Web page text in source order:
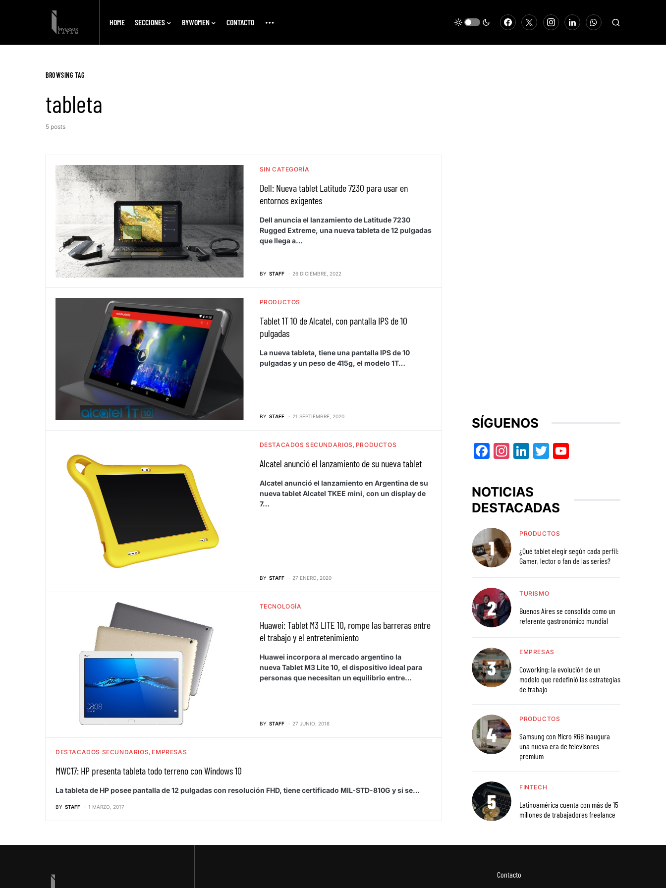
HOME SECCIONES BYWOMEN CONTACTO
BROWSING TAG
tableta
5 posts
SIN CATEGORÍA
Dell: Nueva tablet Latitude 7230 para usar en
entornos exigentes
Dell anuncia el lanzamiento de Latitude 7230
Rugged Extreme, una nueva tableta de 12 pulgadas
que llega a…
BY STAFF 26 DICIEMBRE, 2022
PRODUCTOS
Tablet 1T 10 de Alcatel, con pantalla IPS de 10
pulgadas
La nueva tableta, tiene una pantalla IPS de 10
pulgadas y un peso de 415g, el modelo 1T…
BY STAFF 21 SEPTIEMBRE, 2020
DESTACADOS SECUNDARIOS PRODUCTOS
Alcatel anunció el lanzamiento de su nueva tablet
Alcatel anunció el lanzamiento en Argentina de su
nueva tablet Alcatel TKEE mini, con un display de
7…
BY STAFF 27 ENERO, 2020
TECNOLOGÍA
Huawei: Tablet M3 LITE 10, rompe las barreras entre
el trabajo y el entretenimiento
Huawei incorpora al mercado argentino la
nueva Tablet M3 Lite 10, el dispositivo ideal para
personas que necesitan un equilibrio entre…
BY STAFF 27 JUNIO, 2018
DESTACADOS SECUNDARIOS EMPRESAS
MWC17: HP presenta tableta todo terreno con Windows 10
La tableta de HP posee pantalla de 12 pulgadas con resolución FHD, tiene certificado MIL-STD-810G y si se…
BY STAFF 1 MARZO, 2017
SÍGUENOS
Facebook
Instagram
LinkedIn
Twitter
NOTICIAS
DESTACADAS
PRODUCTOS
¿Qué tablet elegir según cada perfil:
Gamer, lector o fan de las series?
TURISMO
Buenos Aires se consolida como un
referente gastronómico mundial
EMPRESAS
Coworking: la evolución de un
modelo que redefinió las estrategias
de trabajo
PRODUCTOS
Samsung con Micro RGB inaugura
una nueva era de televisores
premium
FINTECH
Latinoamérica cuenta con más de 15
millones de trabajadores freelance
Contacto